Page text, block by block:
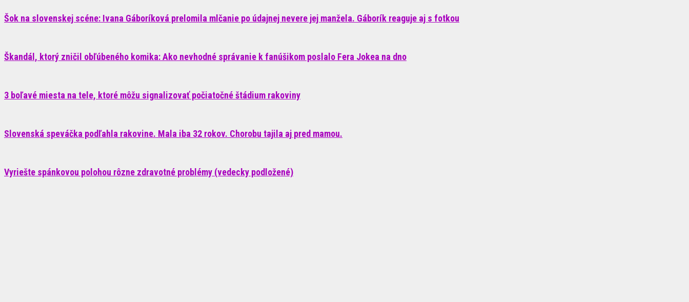
Šok na slovenskej scéne: Ivana Gáboríková prelomila mlčanie po údajnej nevere jej manžela. Gáborík reaguje aj s fotkou
Škandál, ktorý zničil obľúbeného komika: Ako nevhodné správanie k fanúšikom poslalo Fera Jokea na dno
3 boľavé miesta na tele, ktoré môžu signalizovať počiatočné štádium rakoviny
Slovenská speváčka podľahla rakovine. Mala iba 32 rokov. Chorobu tajila aj pred mamou.
Vyriešte spánkovou polohou rôzne zdravotné problémy (vedecky podložené)